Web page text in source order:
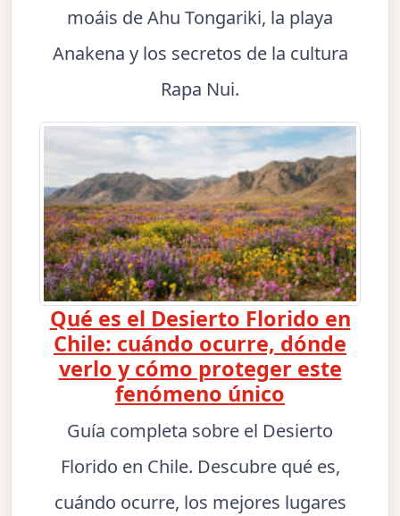
moáis de Ahu Tongariki, la playa
Anakena y los secretos de la cultura
Rapa Nui.
Qué es el Desierto Florido en
Chile: cuándo ocurre, dónde
verlo y cómo proteger este
fenómeno único
Guía completa sobre el Desierto
Florido en Chile. Descubre qué es,
cuándo ocurre, los mejores lugares